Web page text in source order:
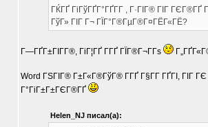
ГЌГҐ ГіГўГҐГ°ГҐГ­Г , Г·ГІГ® ГІГ
ГўГ» ГІГ Г¬ ГЇГ°Г®ГµГ®Г¤ГЁГ«ГЁ?
Г—ГҐГ±ГІГ­Г®, ГіГ¦ГҐ Г­ГҐ ГЇГ®Г¬Г­Гѕ
Word ГЅГІГ® Г±Г«Г®ГўГ® Г­ГҐ Г§Г­Г ГҐГІ, ГІГ
Г°ГіГ±Г±ГЄГ®ГҐ
Helen_NJ писал(а):